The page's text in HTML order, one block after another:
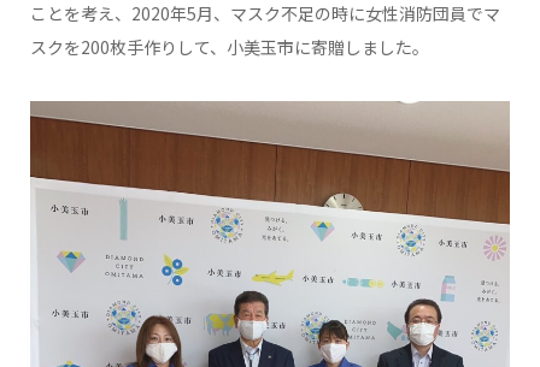
ことを考え、2020年5月、マスク不足の時に女性消防団員でマ
スクを200枚手作りして、小美玉市に寄贈しました。